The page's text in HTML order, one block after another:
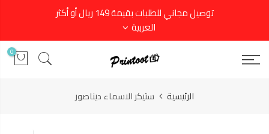
توصيل مجاني للطلبات بقيمة 149 ريال أو أكثر
العربية
0
الرئيسية ستيكر الاسماء ديناصور